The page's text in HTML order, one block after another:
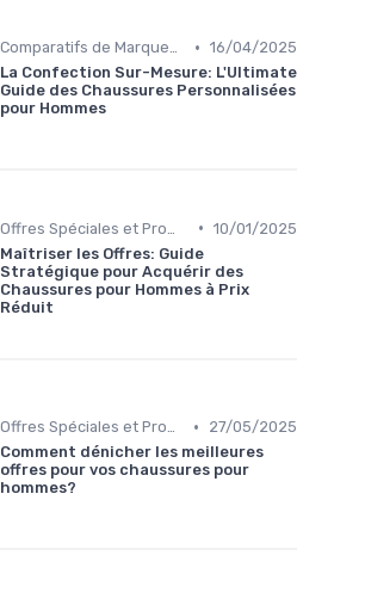
Comparatifs de Marques et de Prix • 16/04/2025
La Confection Sur-Mesure: L'Ultimate
Guide des Chaussures Personnalisées
pour Hommes
• 10/01/2025
Maîtriser les Offres: Guide
Stratégique pour Acquérir des
Chaussures pour Hommes à Prix
Réduit
Offres Spéciales et Promotions •
27/05/2025
Comment dénicher les meilleures
offres pour vos chaussures pour
hommes?